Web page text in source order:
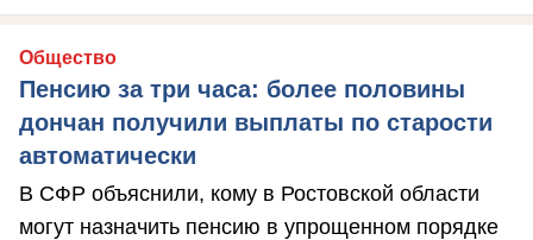
Общество
Пенсию за три часа: более половины
дончан получили выплаты по старости
автоматически
В СФР объяснили, кому в Ростовской области
могут назначить пенсию в упрощенном порядке